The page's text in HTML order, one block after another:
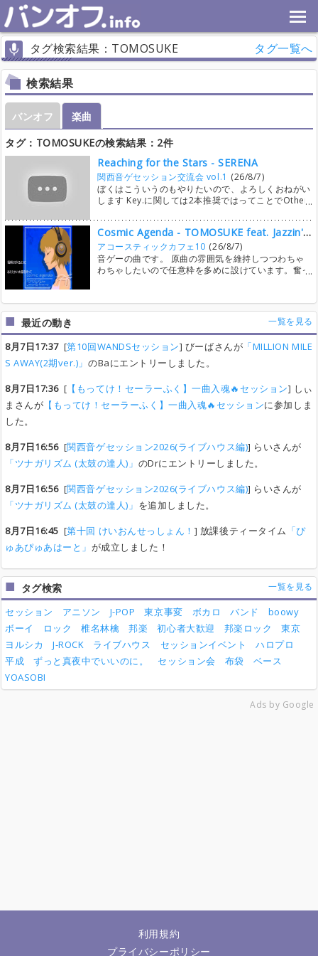
タグ検索結果：TOMOSUKE タグ一覧へ
検索結果
バンオフ
楽曲
タグ：TOMOSUKEの検索結果：2件
Reaching for the Stars - SERENA
関西音ゲセッション交流会 vol.1 (26/8/7)
ぼくはこういうのもやりたいので、よろしくおねがい
します Key.に関しては2本推奨ではってことでOther
うにかしましょう(他力本願だけど、要話し合い)
Cosmic Agenda - TOMOSUKE feat. Jazzin'park & frances maya
アコースティックカフェ10 (26/8/7)
音ゲーの曲です。 原曲の雰囲気を維持しつつわちゃ
わちゃしたいので任意枠を多めに設けています。奮っ
入れたいなーと思っています（この辺は参加者で話し
合いましょ よろしくお願いしますー！
最近の動き 一覧を見る
8月7日17:37[第10回WANDSセッション] びーばさんが 「MILLION MILE
S AWAY(2期ver.)」 のBaにエントリーしました。
8月7日17:36[ 【もってけ！セーラーふく】一曲入魂🔥セッション] しぃ
まさんが 【もってけ！セーラーふく】一曲入魂🔥セッションに参加しま
した。
8月7日16:56[関西音ゲセッション2026(ライブハウス編)] らいさんが
「ツナガリズム (太鼓の達人)」 のDrにエントリーしました。
8月7日16:56[関西音ゲセッション2026(ライブハウス編)] らいさんが
「ツナガリズム (太鼓の達人)」 を追加しました。
8月7日16:45 [第十回 けいおんせっしょん！ ] 放課後ティータイム 「ぴ
ゅあぴゅあはーと」 が成立しました！
タグ検索 一覧を見る
セッション アニソン J-POP 東京事変 ボカロ バンド
boowy
ボーイ
ロック 椎名林檎 邦楽 初心者大歓迎 邦楽ロック
東京
ヨルシカ
J-ROCK ライブハウス セッションイベント
ハロプロ
平成
ずっと真夜中でいいのに。 セッション会 布袋
ベース
YOASOBI
Ads by Google
利用規約
プライバシーポリシー